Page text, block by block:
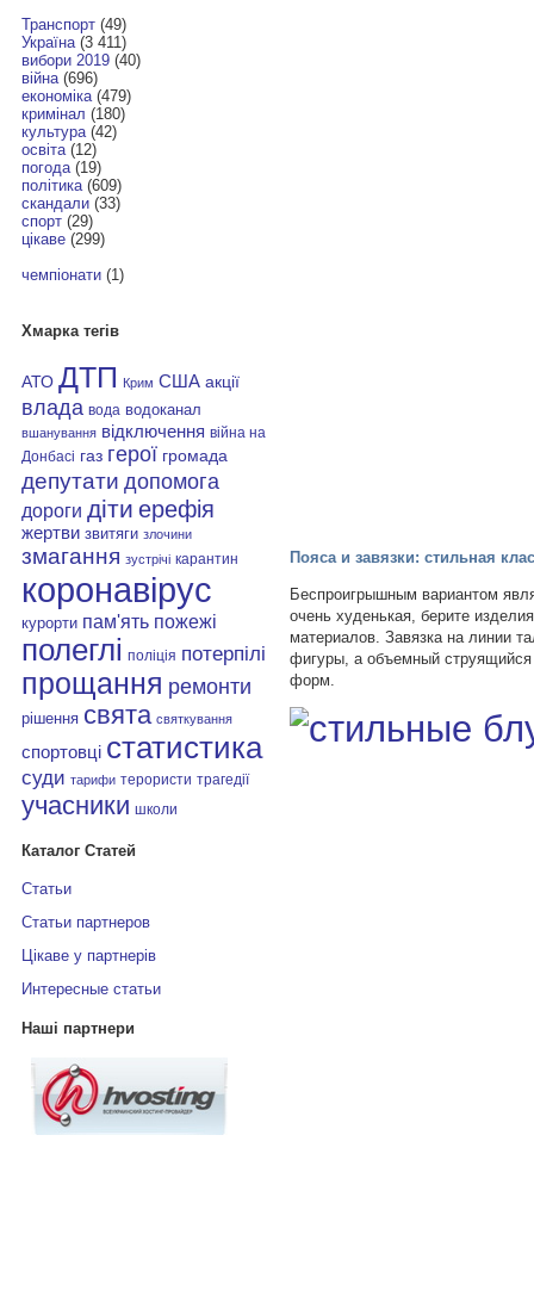
Транспорт(49)
Україна(3 411)
вибори 2019(40)
війна(696)
економіка(479)
кримінал (180)
культура(42)
освіта(12)
погода(19)
політика(609)
скандали(33)
спорт(29)
цікаве(299)
чемпіонати(1)
Хмарка тегів
АТО ДТП Крим США акції
влада вода водоканал
вшанування відключення війна на
Донбасі газ герої громада
депутати допомога
дороги діти ерефія
жертви звитяги злочини
змагання зустрічі карантин
коронавірус
курорти пам'ять пожежі
полеглі поліція потерпілі
прощання ремонти
рішення свята святкування
спортовці статистика
суди тарифи терористи трагедії
учасники школи
Каталог Статей
Статьи
Статьи партнеров
Цікаве у партнерів
Интересные статьи
Наші партнери
Пояса и завязки: стильная
Беспроигрышным вариантом
очень худенькая, берите
материалов. Завязка на линии
фигуры, а объемный струящийся
форм.